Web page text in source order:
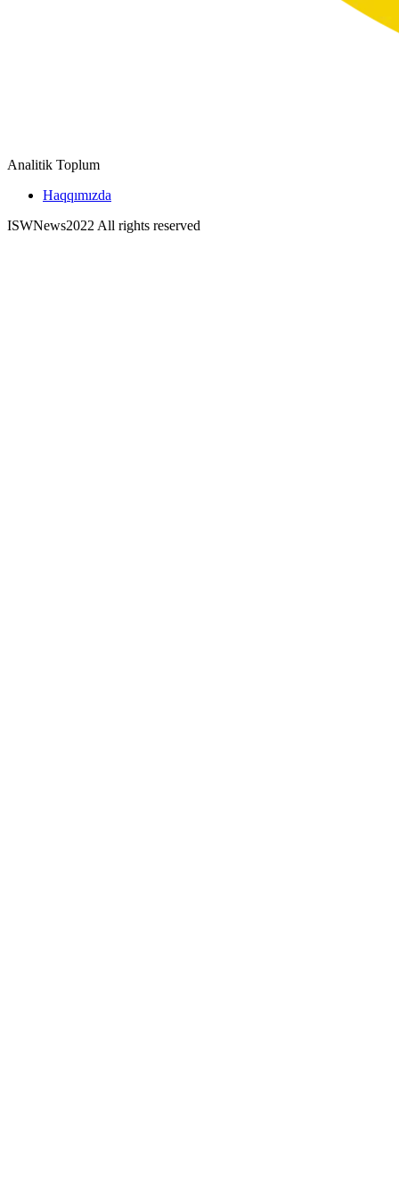
Analitik Toplum
Haqqımızda
ISWNews2022 All rights reserved